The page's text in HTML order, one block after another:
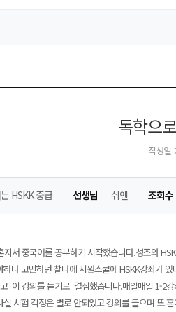
독학으
작성일
HSKK 중급 선생님 쉬엔 조회수
서 중국어를 공부하기 시작했습니다.성조와
나 고민하던 찰나에 시원스쿨에 HSKK강좌가
이 강의를 듣기로 결심했습니다.매일매일 1-2
시험 걱정은 별로 안되었고 강의를 들으며 또